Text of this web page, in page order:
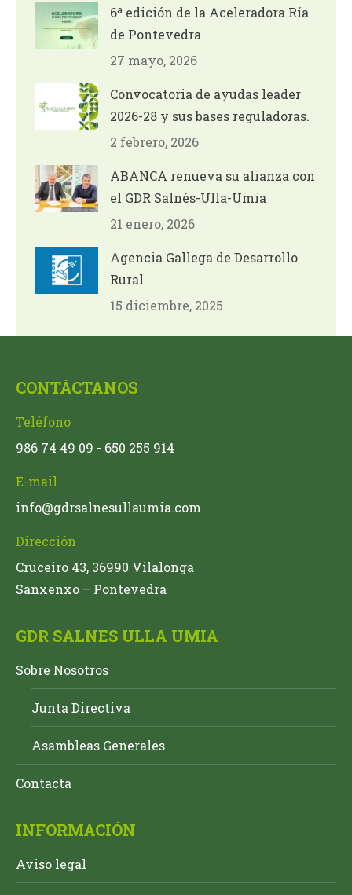
6ª edición de la Aceleradora Ría
de Pontevedra
27 mayo, 2026
Convocatoria de ayudas leader
2026-28 y sus bases reguladoras.
2 febrero, 2026
ABANCA renueva su alianza con
el GDR Salnés-Ulla-Umia
21 enero, 2026
Agencia Gallega de Desarrollo
Rural
15 diciembre, 2025
CONTÁCTANOS
Teléfono
986 74 49 09 - 650 255 914
E-mail
info@gdrsalnesullaumia.com
Dirección
Cruceiro 43, 36990 Vilalonga
Sanxenxo – Pontevedra
GDR SALNES ULLA UMIA
Sobre Nosotros
Junta Directiva
Asambleas Generales
Contacta
INFORMACIÓN
Aviso legal